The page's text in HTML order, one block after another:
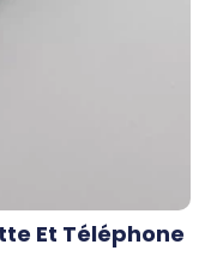
Et Téléphone